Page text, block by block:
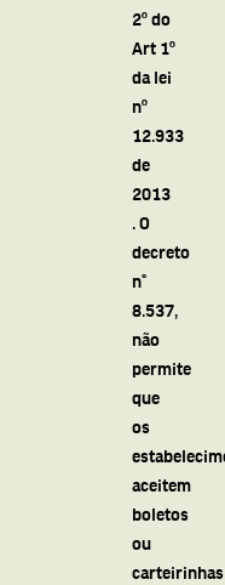
2º do
Art 1º
da lei
nº
12.933
de
2013
. O
decreto
n°
8.537,
não
permite
que
os
aceitem
boletos
ou
carteirinhas